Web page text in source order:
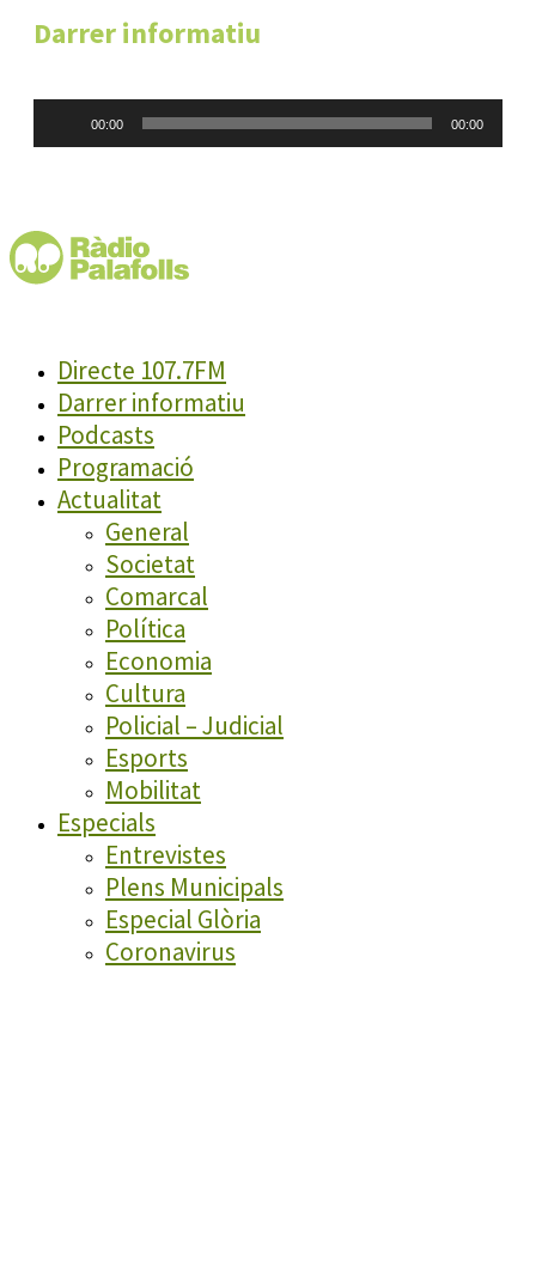
Darrer informatiu
00:00 00:00
Directe 107.7FM
Darrer informatiu
Podcasts
Programació
Actualitat
General
Societat
Comarcal
Política
Economia
Cultura
Policial – Judicial
Esports
Mobilitat
Especials
Entrevistes
Plens Municipals
Especial Glòria
Coronavirus